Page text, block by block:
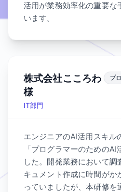
活用が業務効率化の重要な
います。
株式会社こころわ
様
IT部門
プ
エンジニアのAI活用スキル
「プログラマーのためのAI
した。開発業務において調
キュメント作成に時間がか
っていましたが、本研修を